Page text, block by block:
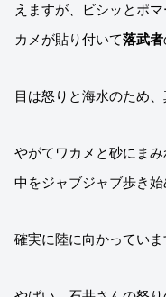
えますが、ビシッとポ
カメが貼り付いて落武者
目は怒りと海水のため、
やがてワカメと砂にま
中をジャブジャブ歩き始
確実に陸に向かっていま